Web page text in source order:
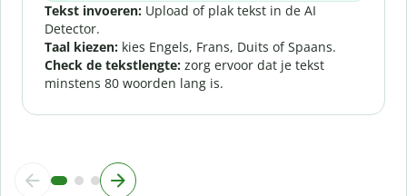
Tekst invoeren: Upload of plak tekst in de AI
Detector.
Taal kiezen: kies Engels, Frans, Duits of Spaans.
Check de tekstlengte: zorg ervoor dat je tekst
minstens 80 woorden lang is.